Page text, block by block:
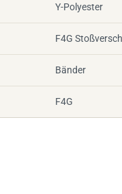
Y-Polyester
F4G
Bänder
F4G